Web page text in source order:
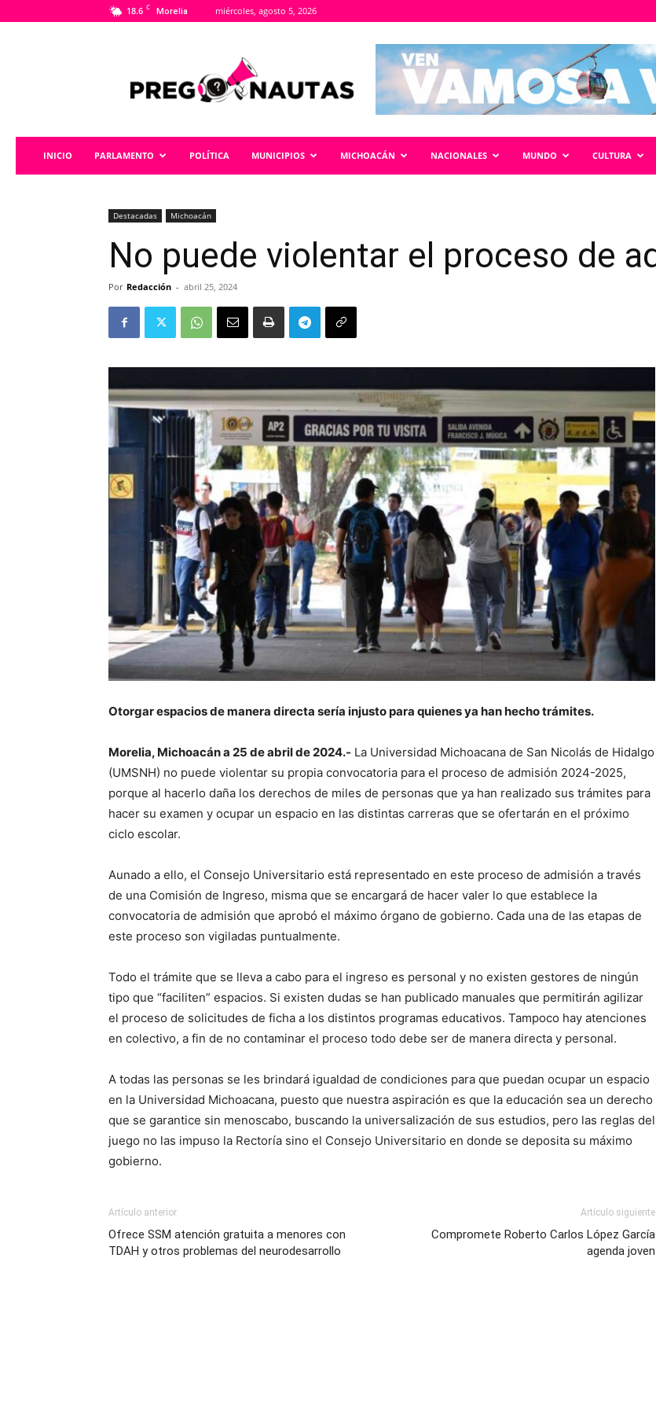
18.6 C Morelia miércoles, agosto 5, 2026
INICIO PARLAMENTO POLÍTICA MUNICIPIOS MICHOACÁN NACIONALES MUNDO CULTURA
Destacadas Michoacán
No puede violentar el proceso de
Por Redacción - abril 25, 2024
Otorgar espacios de manera directa sería injusto para quienes ya han hecho trámites.
Morelia, Michoacán a 25 de abril de 2024.- La Universidad Michoacana de San Nicolás de Hidalgo
(UMSNH) no puede violentar su propia convocatoria para el proceso de admisión 2024-2025,
porque al hacerlo daña los derechos de miles de personas que ya han realizado sus trámites para
hacer su examen y ocupar un espacio en las distintas carreras que se ofertarán en el próximo
ciclo escolar.
Aunado a ello, el Consejo Universitario está representado en este proceso de admisión a través
de una Comisión de Ingreso, misma que se encargará de hacer valer lo que establece la
convocatoria de admisión que aprobó el máximo órgano de gobierno. Cada una de las etapas de
este proceso son vigiladas puntualmente.
Todo el trámite que se lleva a cabo para el ingreso es personal y no existen gestores de ningún
tipo que “faciliten” espacios. Si existen dudas se han publicado manuales que permitirán agilizar
el proceso de solicitudes de ficha a los distintos programas educativos. Tampoco hay atenciones
en colectivo, a fin de no contaminar el proceso todo debe ser de manera directa y personal.
A todas las personas se les brindará igualdad de condiciones para que puedan ocupar un espacio
en la Universidad Michoacana, puesto que nuestra aspiración es que la educación sea un derecho
que se garantice sin menoscabo, buscando la universalización de sus estudios, pero las reglas del
juego no las impuso la Rectoría sino el Consejo Universitario en donde se deposita su máximo
gobierno.
Artículo anterior
Ofrece SSM atención gratuita a menores con
TDAH y otros problemas del neurodesarrollo
Artículo siguiente
Compromete Roberto Carlos López García
agenda joven